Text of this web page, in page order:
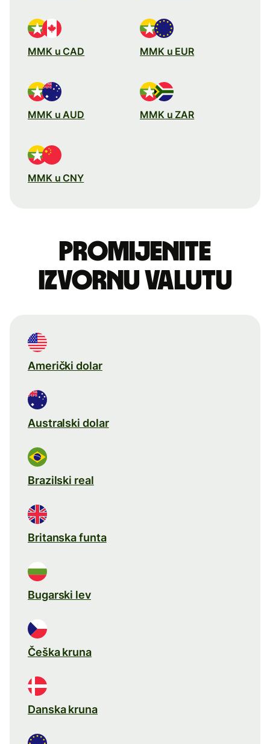
MMK u CAD MMK u EUR
MMK u AUD MMK u ZAR
MMK u CNY
Promijenite
izvornu valutu
Američki dolar
Australski dolar
Brazilski real
Britanska funta
Bugarski lev
Češka kruna
Danska kruna